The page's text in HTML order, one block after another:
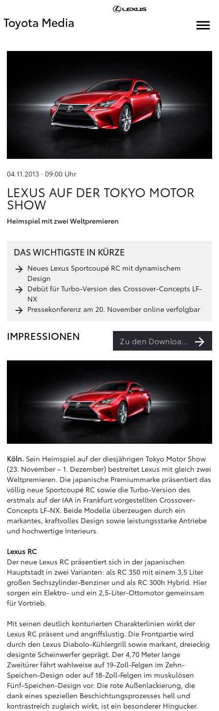
Toyota Media
04.11.2013 · 09:00 Uhr
LEXUS AUF DER TOKYO MOTOR
SHOW
Heimspiel mit zwei Weltpremieren
DAS WICHTIGSTE IN KÜRZE
Neues Lexus Sportcoupé RC mit dynamischem
Design
Debüt für Turbo-Version des Crossover-Concepts LF-
NX
Pressekonferenz am 20. November online verfolgbar
IMPRESSIONEN Zu den Downloads
Köln. Sein Heimspiel auf der diesjährigen Tokyo Motor Show
(23. November – 1. Dezember) bestreitet Lexus mit gleich zwei
Weltpremieren. Die japanische Premiummarke präsentiert das
völlig neue Sportcoupé RC sowie die Turbo-Version des
erstmals auf der IAA in Frankfurt vorgestellten Crossover-
Concepts LF-NX. Beide Modelle überzeugen durch ein
markantes, kraftvolles Design sowie leistungsstarke Antriebe
und hochwertige Interieurs.
Lexus RC
Der neue Lexus RC präsentiert sich in der japanischen
Hauptstadt in zwei Varianten: als RC 350 mit einem 3,5 Liter
großen Sechszylinder-Benziner und als RC 300h Hybrid. Hier
sorgen ein Elektro- und ein 2,5-Liter-Ottomotor gemeinsam
für Vortrieb.
Mit seinen deutlich konturierten Charakterlinien wirkt der
Lexus RC präsent und angriffslustig. Die Frontpartie wird
durch den Lexus Diabolo-Kühlergrill sowie markant, dreieckig
designte Scheinwerfer geprägt. Der 4,70 Meter lange
Zweitürer fährt wahlweise auf 19-Zoll-Felgen im Zehn-
Speichen-Design oder auf 18-Zoll-Felgen im muskulösen
Fünf-Speichen-Design vor. Die rote Außenlackierung, die
dank eines speziellen Beschichtungsprozesses hell und
kontrastreich zugleich wirkt, ist ein besonderer Hingucker.